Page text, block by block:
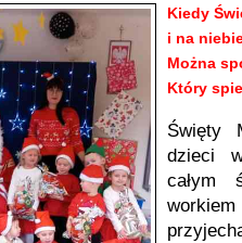
Kiedy
i na
Można
Który
Święty
dzieci
całym